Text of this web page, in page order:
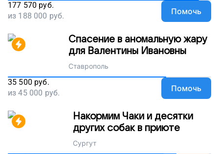
177 570 руб.
из 188 000 руб. Помочь
Спасение в аномальную жару
для Валентины Ивановны
Ставрополь
35 500 руб.
из45 000 руб. Помочь
Накормим Чаки и десятки
других собак в приюте
Сургут